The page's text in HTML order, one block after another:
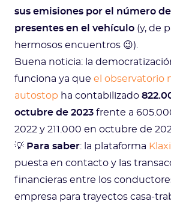
sus emisiones por el número
presentes en el vehículo (y, de
hermosos encuentros 😉).
Buena noticia: la
funciona ya que el observatorio
autostop ha contabilizado
octubre de 2023 frente a
2022 y 211.000 en octubre de
💡 Para saber: la plataforma
puesta en contacto y las
financieras entre los
empresa para trayectos casa-